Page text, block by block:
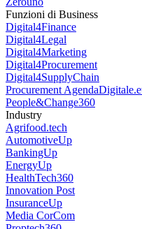
Corcom
Digital4Executive
Digital4PMI
TechCompany360
Zerouno
Funzioni di Business
Digital4Finance
Digital4Legal
Digital4Marketing
Digital4Procurement
Digital4SupplyChain
ProcurementAgendaDigitale.eu
People&Change360
Industry
Agrifood.tech
AutomotiveUp
BankingUp
EnergyUp